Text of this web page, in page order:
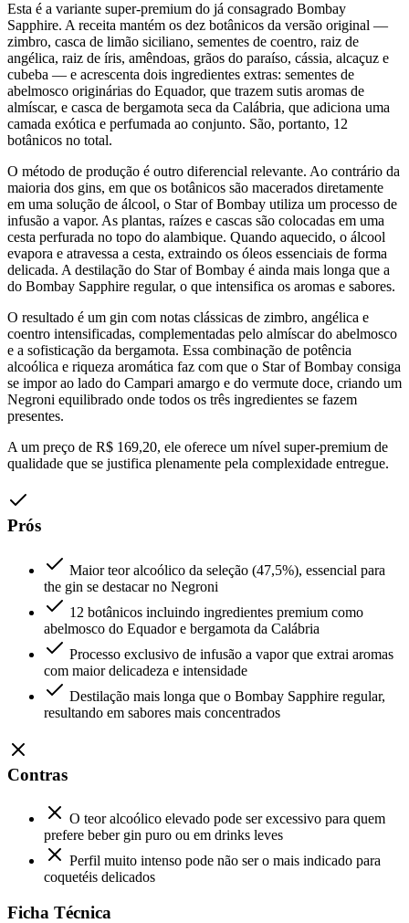
Esta é a variante super-premium do já consagrado Bombay
Sapphire. A receita mantém os dez botânicos da versão original —
zimbro, casca de limão siciliano, sementes de coentro, raiz de
angélica, raiz de íris, amêndoas, grãos do paraíso, cássia, alcaçuz e
cubeba — e acrescenta dois ingredientes extras: sementes de
abelmosco originárias do Equador, que trazem sutis aromas de
almíscar, e casca de bergamota seca da Calábria, que adiciona uma
camada exótica e perfumada ao conjunto. São, portanto, 12
botânicos no total.
O método de produção é outro diferencial relevante. Ao contrário da
maioria dos gins, em que os botânicos são macerados diretamente
em uma solução de álcool, o Star of Bombay utiliza um processo de
infusão a vapor. As plantas, raízes e cascas são colocadas em uma
cesta perfurada no topo do alambique. Quando aquecido, o álcool
evapora e atravessa a cesta, extraindo os óleos essenciais de forma
delicada. A destilação do Star of Bombay é ainda mais longa que a
do Bombay Sapphire regular, o que intensifica os aromas e sabores.
O resultado é um gin com notas clássicas de zimbro, angélica e
coentro intensificadas, complementadas pelo almíscar do abelmosco
e a sofisticação da bergamota. Essa combinação de potência
alcoólica e riqueza aromática faz com que o Star of Bombay consiga
se impor ao lado do Campari amargo e do vermute doce, criando um
Negroni equilibrado onde todos os três ingredientes se fazem
presentes.
A um preço de R$ 169,20, ele oferece um nível super-premium de
qualidade que se justifica plenamente pela complexidade entregue.
Prós
Maior teor alcoólico da seleção (47,5%), essencial para
the gin se destacar no Negroni
12 botânicos incluindo ingredientes premium como
abelmosco do Equador e bergamota da Calábria
Processo exclusivo de infusão a vapor que extrai aromas
com maior delicadeza e intensidade
Destilação mais longa que o Bombay Sapphire regular,
resultando em sabores mais concentrados
Contras
O teor alcoólico elevado pode ser excessivo para quem
prefere beber gin puro ou em drinks leves
Perfil muito intenso pode não ser o mais indicado para
coquetéis delicados
Ficha Técnica